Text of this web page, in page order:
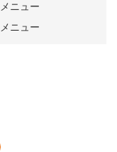
ニュー
ニュー